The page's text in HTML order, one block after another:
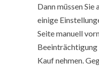
Dann müssen
einige
Seite manuell
Beeinträchtigung
Kauf nehmen.